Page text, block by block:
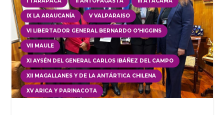
IX LA ARAUCANÍA V VALPARAISO
VI LIBERTADOR GENERAL BERNARDO O'HIGGINS
VII MAULE
XI AYSÉN DEL GENERAL CARLOS IBÁÑEZ DEL CAMPO
XII MAGALLANES Y DE LA ANTÁRTICA CHILENA
XV ARICA Y PARINACOTA